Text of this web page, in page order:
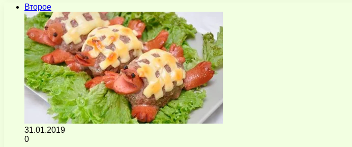
Второе
31.01.2019
0